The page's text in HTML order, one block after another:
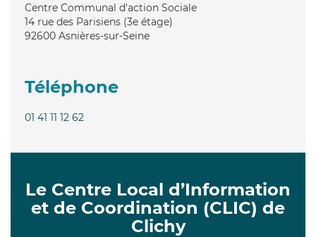
Centre Communal d'action Sociale
14 rue des Parisiens (3e étage)
92600 Asnières-sur-Seine
Téléphone
01 41 11 12 62
Le Centre Local d’Information
et de Coordination (CLIC) de
Clichy